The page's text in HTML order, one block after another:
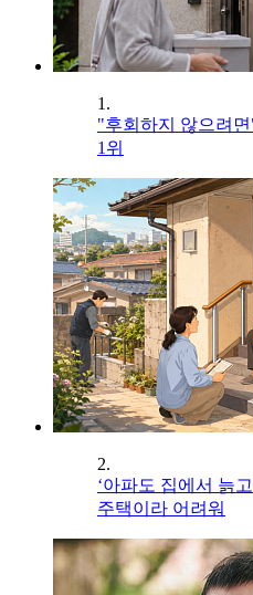
1.
"후회하지 않으려
1위
2.
‘아파도 집에서 늙
주택이라 어려워